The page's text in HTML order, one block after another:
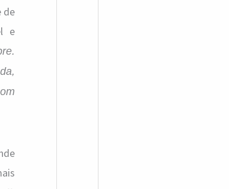
de
e